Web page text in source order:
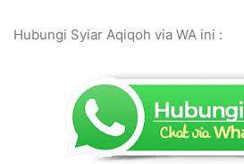
Hubungi Syiar Aqiqoh via WA ini :